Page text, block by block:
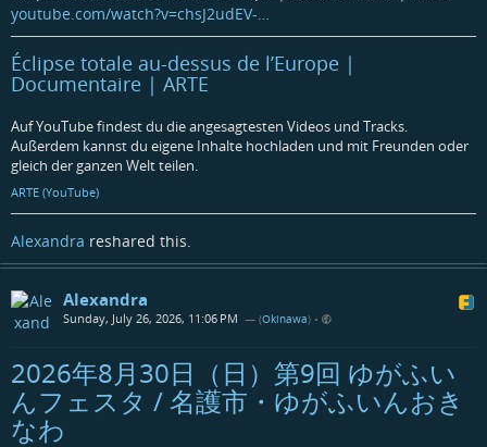
youtube.com/watch?v=chsJ2udEV-…
Éclipse totale au-dessus de l’Europe |
Documentaire | ARTE
Auf YouTube findest du die angesagtesten Videos und Tracks.
Außerdem kannst du eigene Inhalte hochladen und mit Freunden oder
gleich der ganzen Welt teilen.
ARTE (YouTube)
Alexandra reshared this.
Alexandra
Sunday, July 26, 2026, 11:06 PM — (Okinawa) •
2026年8月30日（日）第9回 ゆがふい
んフェスタ / 名護市・ゆがふいんおき
なわ